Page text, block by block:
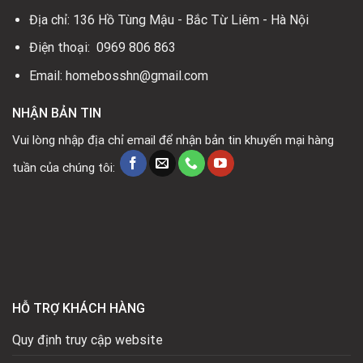
Địa chỉ: 136 Hồ Tùng Mậu - Bắc Từ Liêm - Hà Nội
Điện thoại: 0969 806 863
Email: homebosshn@gmail.com
NHẬN BẢN TIN
Vui lòng nhập địa chỉ email để nhận bản tin khuyến mại hàng
tuần của chúng tôi:
HỖ TRỢ KHÁCH HÀNG
Quy định truy cập website